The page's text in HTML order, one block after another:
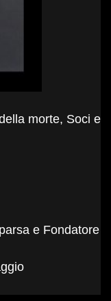
morte, Soci e
e Fondatore